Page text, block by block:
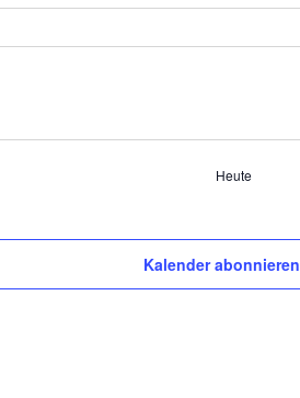
Heute
Kalender abonnieren